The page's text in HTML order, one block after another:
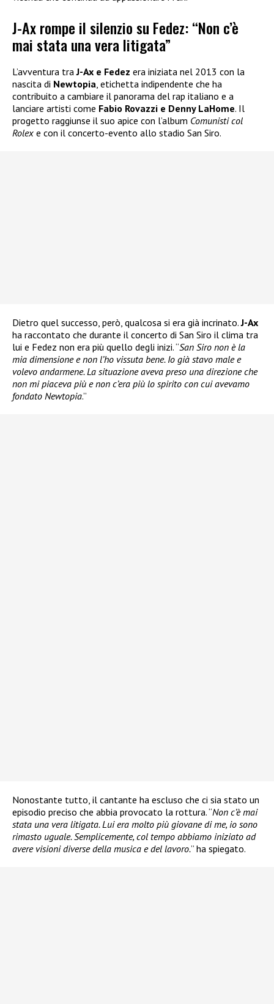
J-Ax rompe il silenzio su Fedez: “Non c’è
mai stata una vera litigata”
L’avventura traJ-Ax e Fedez era iniziata nel 2013 con la
nascita di Newtopia, etichetta indipendente che ha
contribuito a cambiare il panorama del rap italiano e a
lanciare artisti come Fabio Rovazzi e Denny LaHome. Il
progetto raggiunse il suo apice con l’album Comunisti col
Rolex e con il concerto-evento allo stadio San Siro.
Dietro quel successo, però, qualcosa si era già incrinato.J-Ax
ha raccontato che durante il concerto di San Siro il clima tra
lui e Fedez non era più quello degli inizi. “San Siro non è la
mia dimensione e non l’ho vissuta bene. Io già stavo male e
volevo andarmene. La situazione aveva preso una direzione che
non mi piaceva più e non c’era più lo spirito con cui avevamo
fondato Newtopia.”
Nonostante tutto, il cantante ha escluso che ci sia stato un
episodio preciso che abbia provocato la rottura. “Non c’è mai
stata una vera litigata. Lui era molto più giovane di me, io sono
rimasto uguale. Semplicemente, col tempo abbiamo iniziato ad
avere visioni diverse della musica e del lavoro.” ha spiegato.